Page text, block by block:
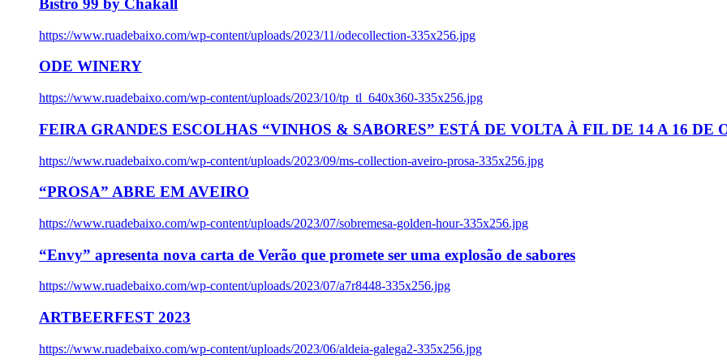
Bistro 99 by Chakall
https://www.ruadebaixo.com/wp-content/uploads/2023/11/odecollection-335x256.jpg
ODE WINERY
https://www.ruadebaixo.com/wp-content/uploads/2023/10/tp_tl_640x360-335x256.jpg
FEIRA GRANDES ESCOLHAS “VINHOS & SABORES” ESTÁ DE VOLTA À FIL DE 14 A 16 DE
https://www.ruadebaixo.com/wp-content/uploads/2023/09/ms-collection-aveiro-prosa-335x256.jpg
“PROSA” ABRE EM AVEIRO
https://www.ruadebaixo.com/wp-content/uploads/2023/07/sobremesa-golden-hour-335x256.jpg
“Envy” apresenta nova carta de Verão que promete ser uma explosão de sabores
https://www.ruadebaixo.com/wp-content/uploads/2023/07/a7r8448-335x256.jpg
ARTBEERFEST 2023
https://www.ruadebaixo.com/wp-content/uploads/2023/06/aldeia-galega2-335x256.jpg